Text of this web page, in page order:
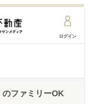
ログイン
のファミリーOK